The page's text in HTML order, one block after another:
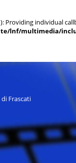
Providing individual
lnf/multimedia/
Frascati